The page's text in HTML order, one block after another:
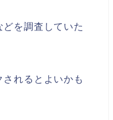
を調査していた
れるとよいかも